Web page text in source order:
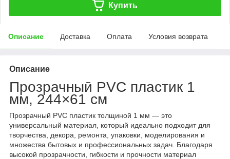
Купить
Описание Доставка Оплата Условия возврата
Описание
Прозрачный PVC пластик 1
мм, 244×61 см
Прозрачный PVC пластик толщиной 1 мм — это
универсальный материал, который идеально подходит для
творчества, декора, ремонта, упаковки, моделирования и
множества бытовых и профессиональных задач. Благодаря
высокой прозрачности, гибкости и прочности материал